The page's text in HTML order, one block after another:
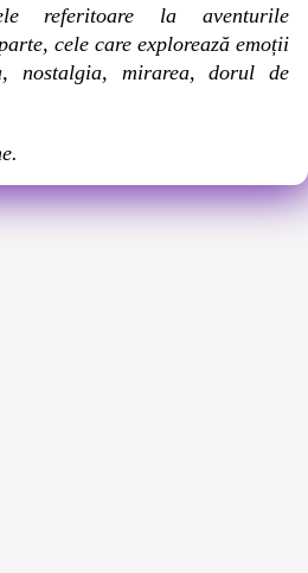
referitoare la aventurile
cele care explorează emoții
nostalgia, mirarea, dorul de